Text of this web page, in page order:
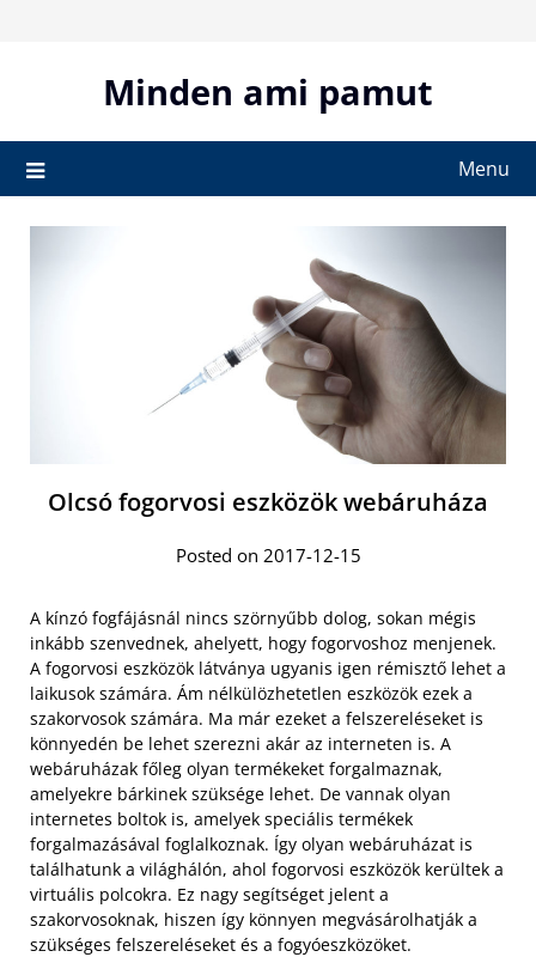
Minden ami pamut
Menu
Olcsó fogorvosi eszközök webáruháza
Posted on 2017-12-15
A kínzó fogfájásnál nincs szörnyűbb dolog, sokan mégis
inkább szenvednek, ahelyett, hogy fogorvoshoz menjenek.
A fogorvosi eszközök látványa ugyanis igen rémisztő lehet a
laikusok számára. Ám nélkülözhetetlen eszközök ezek a
szakorvosok számára. Ma már ezeket a felszereléseket is
könnyedén be lehet szerezni akár az interneten is. A
webáruházak főleg olyan termékeket forgalmaznak,
amelyekre bárkinek szüksége lehet. De vannak olyan
internetes boltok is, amelyek speciális termékek
forgalmazásával foglalkoznak. Így olyan webáruházat is
találhatunk a világhálón, ahol fogorvosi eszközök kerültek a
virtuális polcokra. Ez nagy segítséget jelent a
szakorvosoknak, hiszen így könnyen megvásárolhatják a
szükséges felszereléseket és a fogyóeszközöket.